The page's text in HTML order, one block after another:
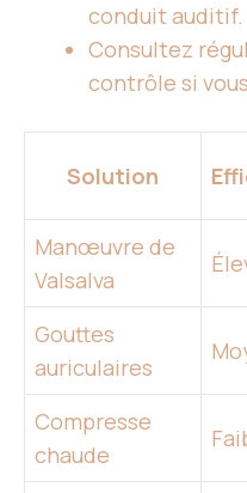
conduit auditif.
Consultez
contrôle si
Solution
Manœuvre de
Valsalva
Gouttes
auriculaires
Compresse
chaude